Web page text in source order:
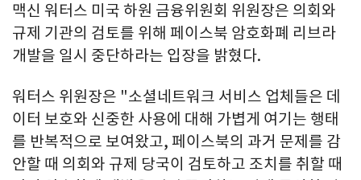
맥신 워터스 미국 하원 금융위원회 위원장은 의회와
규제 기관의 검토를 위해 페이스북 암호화폐 리브라
개발을 일시 중단하라는 입장을 밝혔다.
워터스 위원장은 "소셜네트워크 서비스 업체들은 데
이터 보호와 신중한 사용에 대해 가볍게 여기는 행태
를 반복적으로 보여왔고, 페이스북의 과거 문제를 감
안할 때 의회와 규제 당국이 검토하고 조치를 취할 때